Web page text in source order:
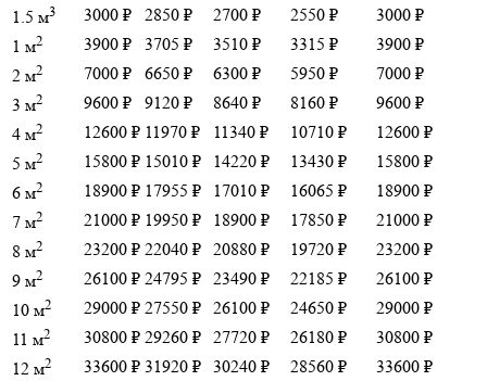
1.5 м3 3000 ₽ 2850 ₽ 2700 ₽ 2550 ₽
3000 ₽
1 м2 3900 ₽ 3705 ₽ 3510 ₽ 3315 ₽
3900 ₽
2 м2 7000 ₽ 6650 ₽ 6300 ₽ 5950 ₽
7000 ₽
3 м2 9600 ₽ 9120 ₽ 8640 ₽ 8160 ₽
9600 ₽
4 м2 12600 ₽ 11970 ₽ 11340 ₽ 10710 ₽
12600 ₽
5 м2 15800 ₽ 15010 ₽ 14220 ₽ 13430 ₽
15800 ₽
6 м2 18900 ₽ 17955 ₽ 17010 ₽ 16065 ₽
18900 ₽
7 м2 21000 ₽ 19950 ₽ 18900 ₽ 17850 ₽
21000 ₽
8 м2 23200 ₽ 22040 ₽ 20880 ₽ 19720 ₽
23200 ₽
9 м2 26100 ₽ 24795 ₽ 23490 ₽ 22185 ₽
26100 ₽
10 м2 29000 ₽ 27550 ₽ 26100 ₽ 24650 ₽
29000 ₽
11 м2 30800 ₽ 29260 ₽ 27720 ₽ 26180 ₽
30800 ₽
12 м2 33600 ₽ 31920 ₽ 30240 ₽ 28560 ₽
33600 ₽